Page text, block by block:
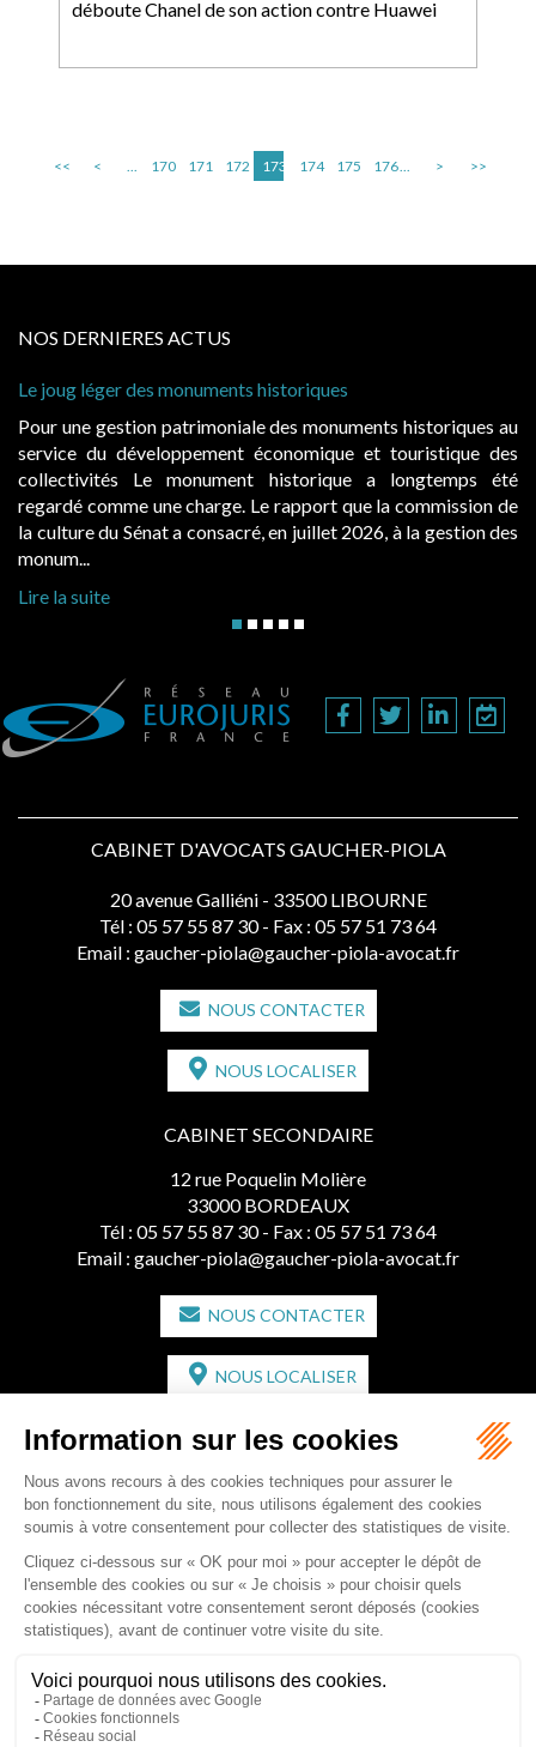
déboute Chanel de son action contre Huawei
<< < ... 170 171 172 173 174 175 176... > >>
NOS DERNIERES ACTUS
historiques
des monuments historiques au
économique et touristique des
historique a longtemps été
Le rapport que la commission de
en juillet 2026, à la gestion des
Cabines de plage : le juge
Evocatrices des bains
également un beau sujet
public, elles donnent
d’occupation. Saisies par
CABINET D'AVOCATS GAUCHER-PIOLA
20 avenue Galliéni - 33500 LIBOURNE
Tél : 05 57 55 87 30 - Fax : 05 57 51 73 64
Email : gaucher-piola@gaucher-piola-avocat.fr
NOUS CONTACTER
NOUS LOCALISER
CABINET SECONDAIRE
12 rue Poquelin Molière
33000 BORDEAUX
Tél : 05 57 55 87 30 - Fax : 05 57 51 73 64
Email : gaucher-piola@gaucher-piola-avocat.fr
NOUS CONTACTER
NOUS LOCALISER
CABINET SECONDAIRE
2 bis Avenue de l'Europe
33350 ST MAGNE-DE-CASTILLON
Tél :05 57 55 87 30 - Fax : 05 57 51 73 64
Email :gaucher-piola@gaucher-piola-avocat.fr
NOUS CONTACTER
NOUS LOCALISER